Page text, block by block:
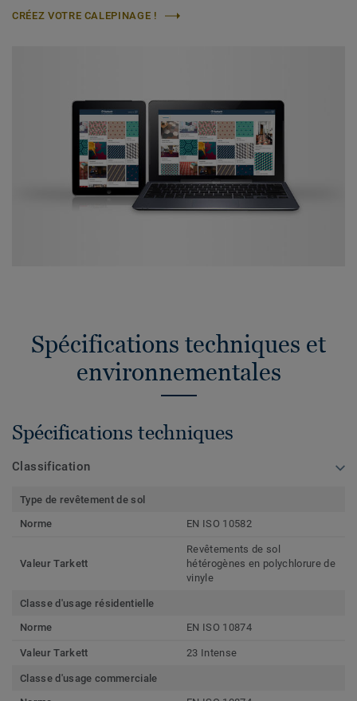
CRÉEZ VOTRE CALEPINAGE !
Spécifications techniques et
environnementales
Spécifications techniques
Classification
Type de revêtement de sol
Norme
EN ISO 10582
Valeur Tarkett
Revêtements de sol
hétérogènes en polychlorure de
vinyle
Classe d'usage résidentielle
Norme
EN ISO 10874
Valeur Tarkett 23 Intense
Classe d'usage commerciale